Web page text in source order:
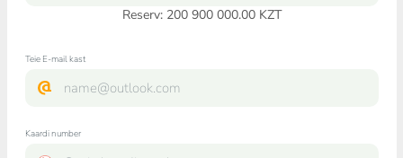
Reserv: 200 900 000.00 KZT
Teie E-mail kast
Kaardi number